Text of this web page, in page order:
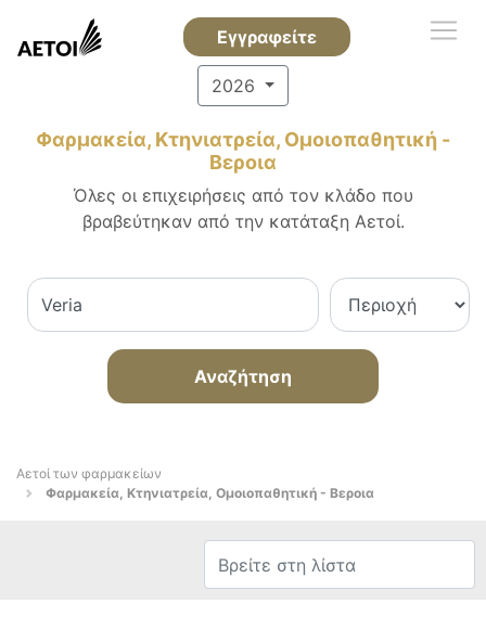
Εγγραφείτε
2026
Φαρμακεία, Κτηνιατρεία, Ομοιοπαθητική -
Βεροια
Όλες οι επιχειρήσεις από τον κλάδο που
βραβεύτηκαν από την κατάταξη Αετοί.
Αναζήτηση
Αετοί των φαρμακείων
Φαρμακεία, Κτηνιατρεία, Ομοιοπαθητική - Βεροια